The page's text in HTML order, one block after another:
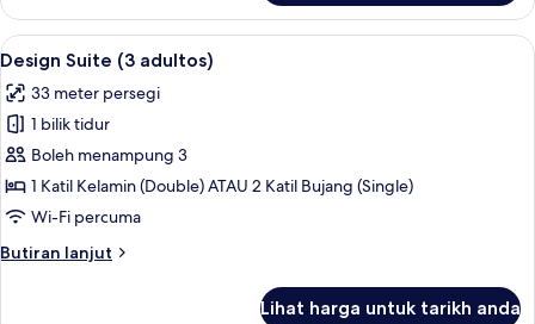
Suite
(2
adultos
2
niños)
Lihat
semua
foto
untuk
Design
Suite
(3
Peralatan tempat tidur premium, bar
5
Design Suite (3 adultos)
33 meter persegi
1 bilik tidur
Boleh menampung 3
1 Katil Kelamin (Double) ATAU 2 Katil Bujang (Single)
Wi-Fi percuma
Butiran lanjut
Butiran
Lihat harga untuk tarikh anda